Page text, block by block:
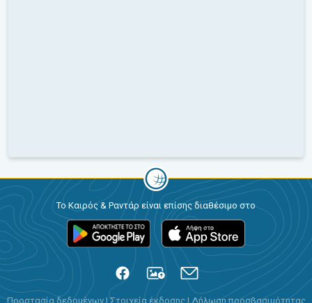
Το Καιρός & Ραντάρ είναι επίσης διαθέσιμο στο
Προστασία δεδομένων |Στοιχεία έκδοσης | Δήλωση προσβασιμότητας